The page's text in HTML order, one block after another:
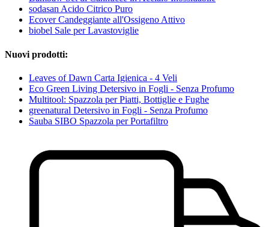
sodasan Acido Citrico Puro
Ecover Candeggiante all'Ossigeno Attivo
biobel Sale per Lavastoviglie
Nuovi prodotti:
Leaves of Dawn Carta Igienica - 4 Veli
Eco Green Living Detersivo in Fogli - Senza Profumo
Multitool: Spazzola per Piatti, Bottiglie e Fughe
greenatural Detersivo in Fogli - Senza Profumo
Sauba SIBO Spazzola per Portafiltro